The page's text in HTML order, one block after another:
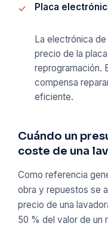
Placa
La electrónica
precio de la
reprogramación.
compensa
eficiente.
Cuándo un
coste de una
Como referencia
obra y repuestos se
precio de una
50 % del valor de un